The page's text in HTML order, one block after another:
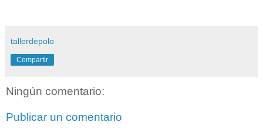
tallerdepolo
Compartir
Ningún comentario:
Publicar un comentario